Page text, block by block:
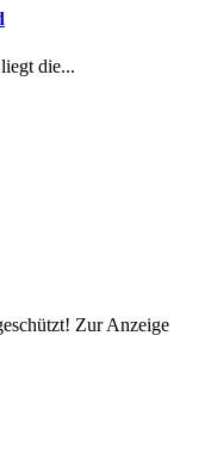
die...
Zur Anzeige